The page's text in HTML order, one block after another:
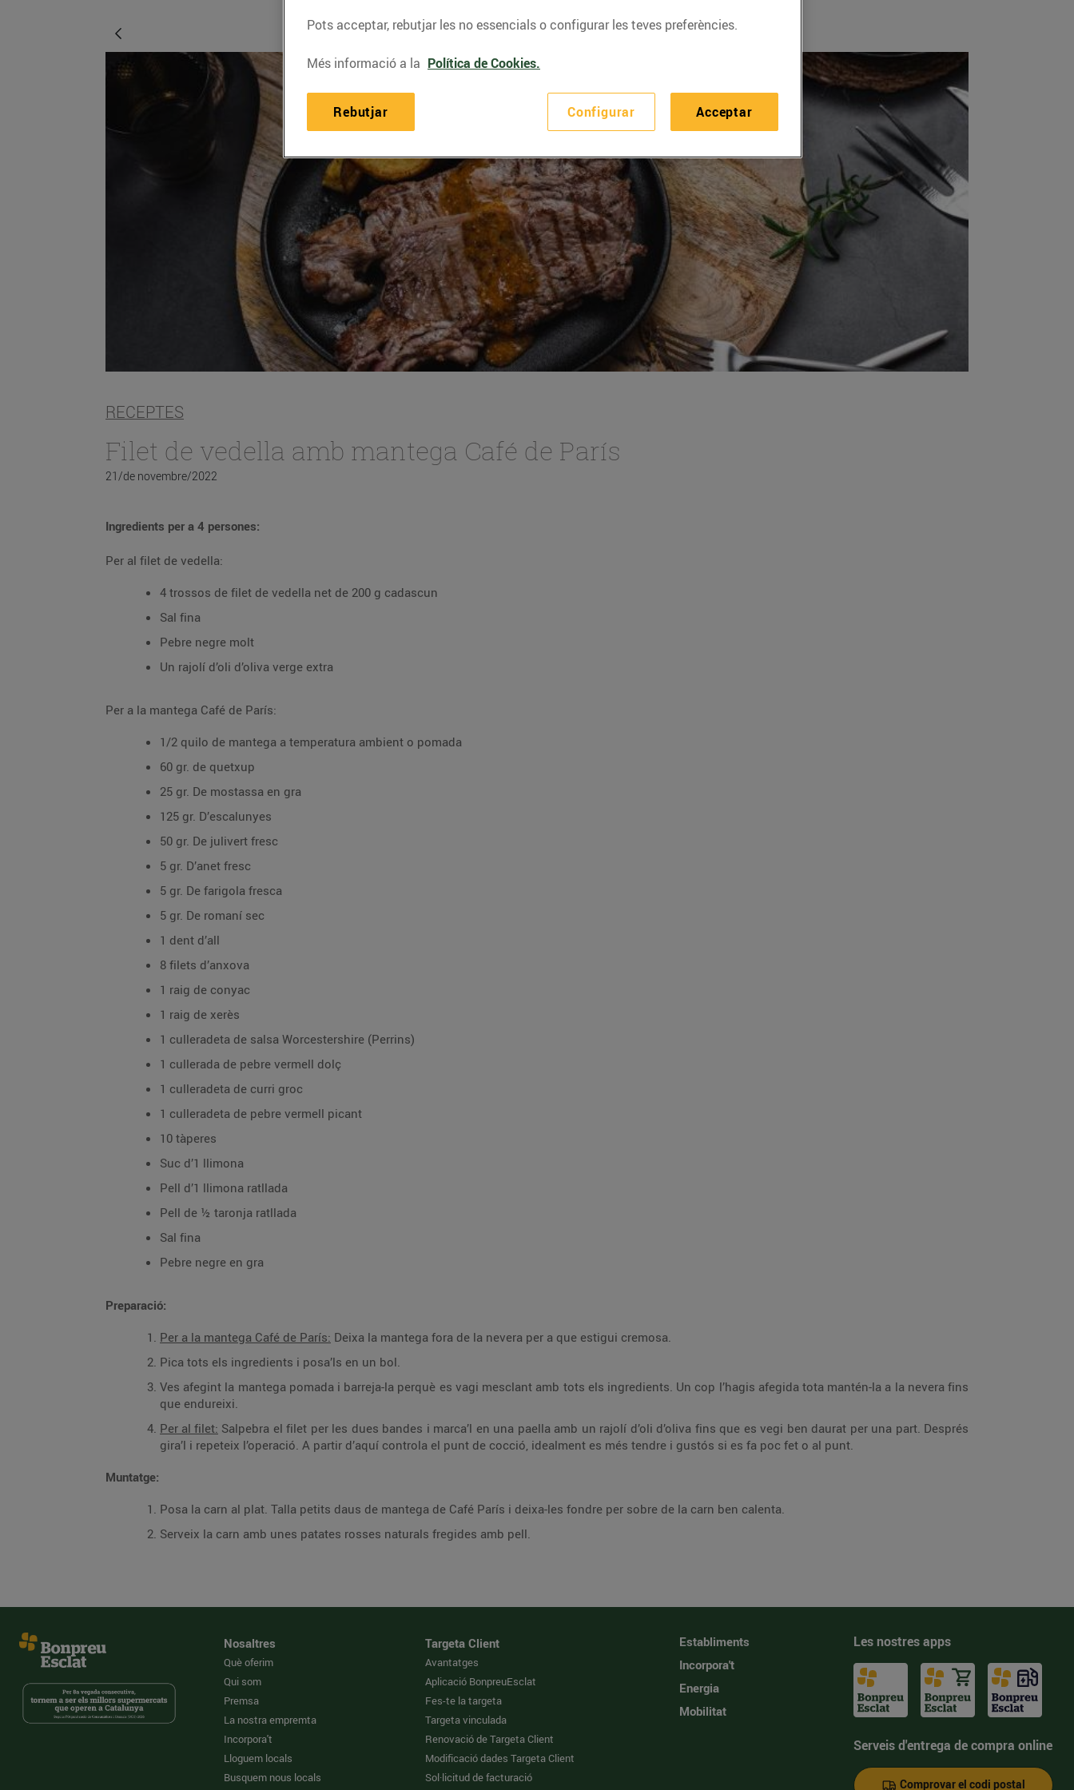
RECEPTES
Filet de vedella amb mantega Café de París
21/de novembre/2022
Ingredients per a 4 persones:
Per al filet de vedella:
4 trossos de filet de vedella net de 200 g cadascun
Sal fina
Pebre negre molt
Un rajolí d’oli d’oliva verge extra
Per a la mantega Café de París:
1/2 quilo de mantega a temperatura ambient o pomada
60 gr. de quetxup
25 gr. De mostassa en gra
125 gr. D’escalunyes
50 gr. De julivert fresc
5 gr. D’anet fresc
5 gr. De farigola fresca
5 gr. De romaní sec
1 dent d’all
8 filets d’anxova
1 raig de conyac
1 raig de xerès
1 culleradeta de salsa Worcestershire (Perrins)
1 cullerada de pebre vermell dolç
1 culleradeta de curri groc
1 culleradeta de pebre vermell picant
10 tàperes
Suc d’1 llimona
Pell d’1 llimona ratllada
Pell de ½ taronja ratllada
Sal fina
Pebre negre en gra
Preparació:
Per a la mantega Café de París: Deixa la mantega fora de la nevera per a que estigui cremosa.
Pica tots els ingredients i posa’ls en un bol.
Ves afegint la mantega pomada i barreja-la perquè es vagi mesclant amb tots els ingredients. Un cop l’hagis afegida tota mantén-la a la nevera fins
que endureixi.
Per al filet: Salpebra el filet per les dues bandes i marca’l en una paella amb un rajolí d’oli d’oliva fins que es vegi ben daurat per una part. Després
gira’l i repeteix l’operació. A partir d’aquí controla el punt de cocció, idealment es més tendre i gustós si es fa poc fet o al punt.
Muntatge:
Posa la carn al plat. Talla petits daus de mantega de Café París i deixa-les fondre per sobre de la carn ben calenta.
Serveix la carn amb unes patates rosses naturals fregides amb pell.
Nosaltres
Què oferim
Qui som
Premsa
La nostra empremta
Incorpora't
Lloguem locals
Busquem nous locals
Targeta Client
Avantatges
Aplicació BonpreuEsclat
Fes-te la targeta
Targeta vinculada
Renovació de Targeta Client
Modificació dades Targeta Client
Sol·licitud de facturació
Establiments
Incorpora't
Energia
Mobilitat
Les nostres apps
Serveis d'entrega de compra online
Comprovar el codi postal
Pots acceptar, rebutjar les no essencials o configurar les teves preferències.
Més informació a la Política de Cookies.
Configurar
Rebutjar Acceptar